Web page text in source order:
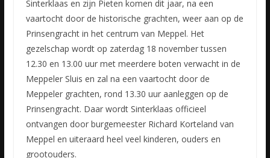
Sinterklaas en zijn Pieten komen dit jaar, na een
vaartocht door de historische grachten, weer aan op de
Prinsengracht in het centrum van Meppel. Het
gezelschap wordt op zaterdag 18 november tussen
12.30 en 13.00 uur met meerdere boten verwacht in de
Meppeler Sluis en zal na een vaartocht door de
Meppeler grachten, rond 13.30 uur aanleggen op de
Prinsengracht. Daar wordt Sinterklaas officieel
ontvangen door burgemeester Richard Korteland van
Meppel en uiteraard heel veel kinderen, ouders en
grootouders.